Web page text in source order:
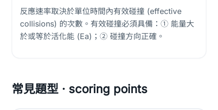
反應速率取決於單位時間內有效碰撞 (effective
collisions) 的次數。有效碰撞必須具備：① 能量大
於或等於活化能 (Ea)；② 碰撞方向正確。
常見題型 · scoring points